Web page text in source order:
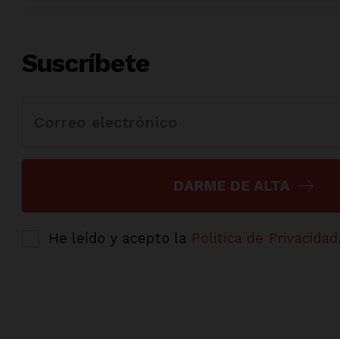
Suscríbete
DARME DE ALTA
He leído y acepto la Política de Privacidad .